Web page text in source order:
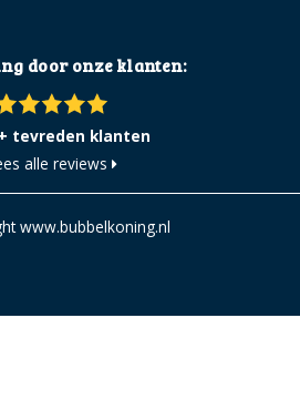
door onze klanten:
tevreden klanten
alle reviews
www.bubbelkoning.nl